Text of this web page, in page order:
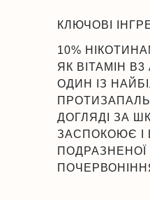
КЛЮЧОВІ
10%
ЯК ВІТАМІН
ОДИН ІЗ
ДОГЛЯДІ ЗА
ЗАСПОКОЮЄ І
ПОДРАЗНЕНОЇ